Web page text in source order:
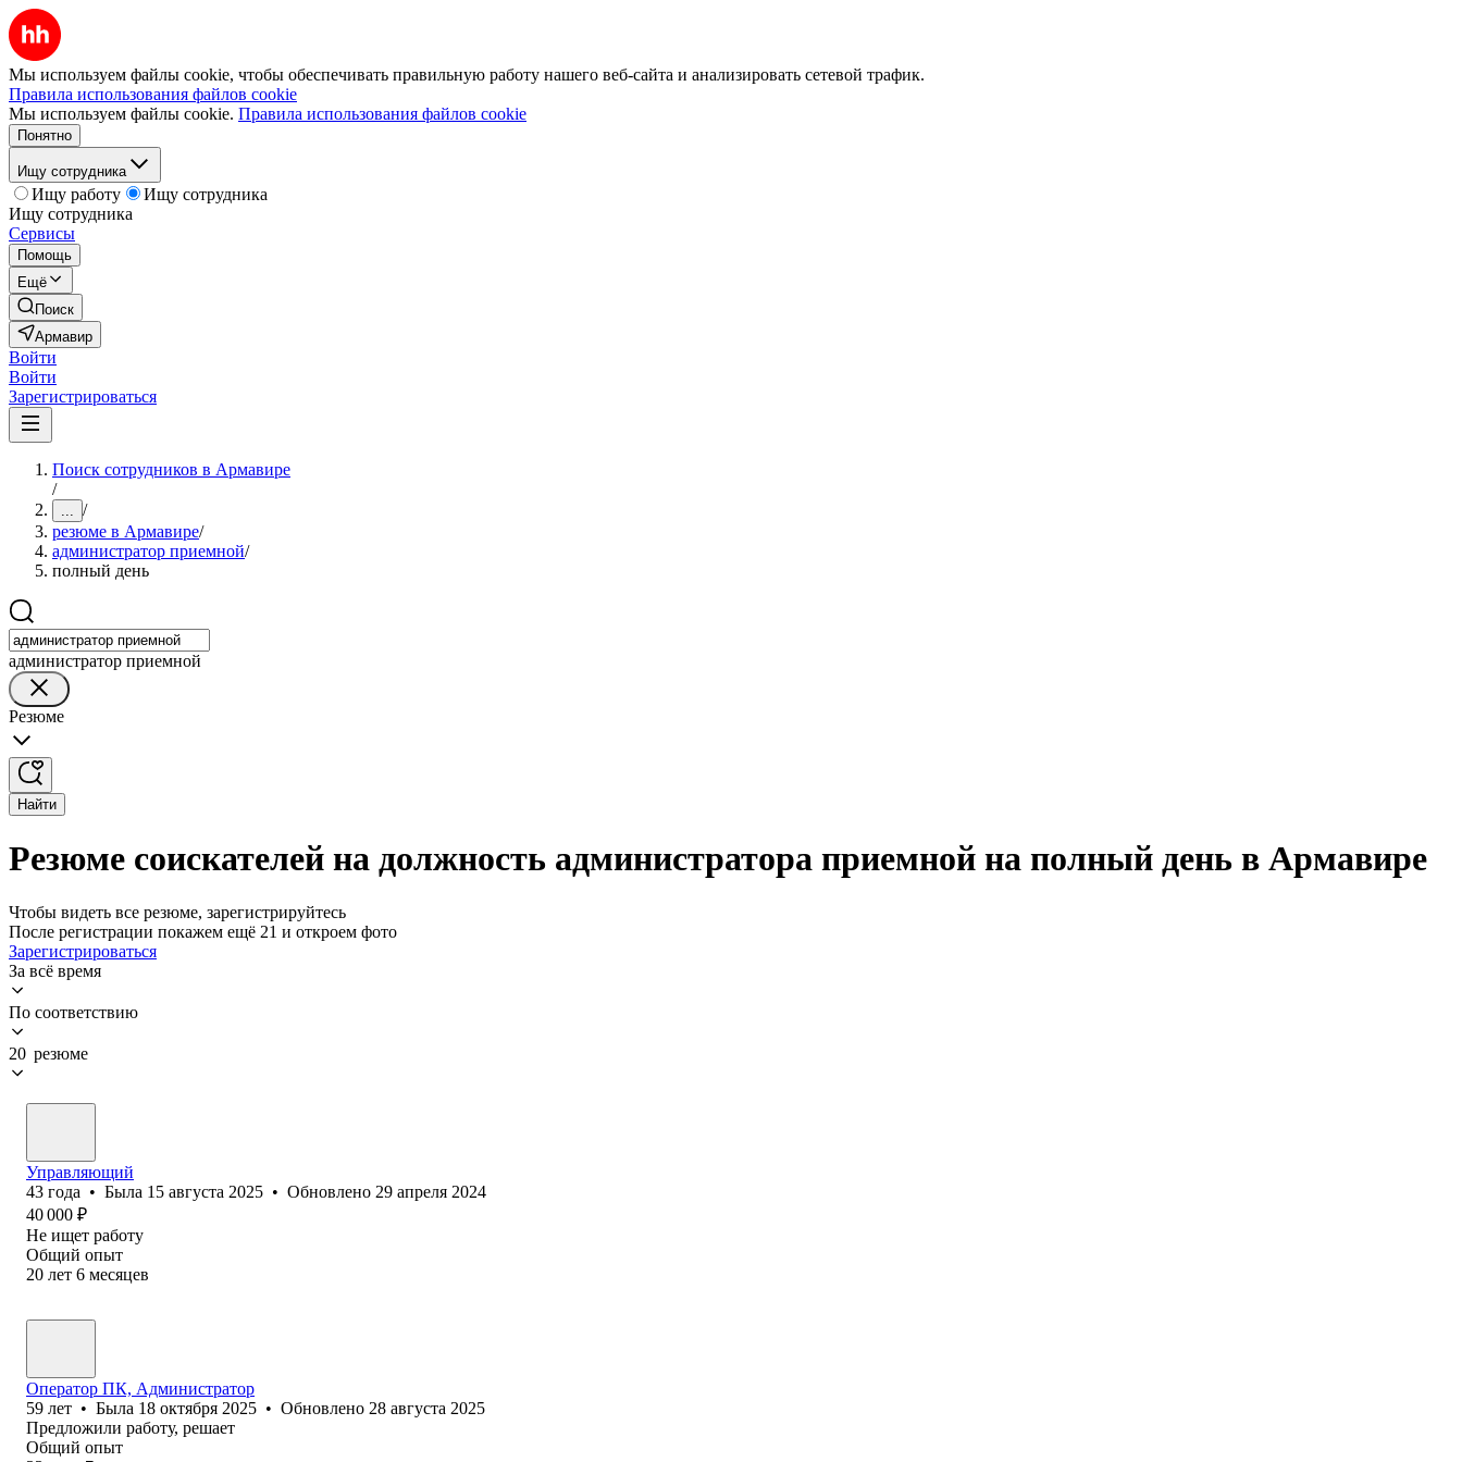
Мы используем файлы cookie, чтобы обеспечивать правильную работу нашего веб-сайта и анализировать сетевой трафик.
Правила использования файлов cookie
Мы используем файлы cookie. Правила использования файлов cookie
Понятно
Ищу сотрудника
Ищу работу
Ищу сотрудника
Ищу сотрудника
Сервисы
Помощь
Ещё
Поиск
Армавир
Войти
Войти
Зарегистрироваться
Поиск сотрудников в Армавире
/
... /
резюме в Армавире/
администратор приемной/
полный день
администратор приемной
Резюме
Найти
Резюме соискателей на должность администратора приемной на полный день в Армавире
Чтобы видеть все резюме, зарегистрируйтесь
После регистрации покажем ещё 21 и откроем фото
Зарегистрироваться
За всё время
По соответствию
20 резюме
Управляющий
43 года • Была 15 августа 2025 • Обновлено 29 апреля 2024
40 000 ₽
Не ищет работу
Общий опыт
20 лет 6 месяцев
Оператор ПК, Администратор
59 лет • Была 18 октября 2025 • Обновлено 28 августа 2025
Предложили работу, решает
Общий опыт